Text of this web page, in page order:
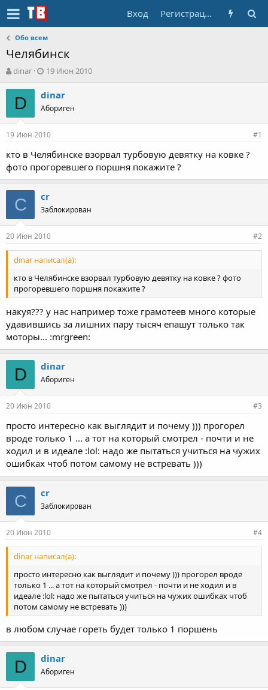
Вход Регистрация
Обо всем
Челябинск
А
т
т
е
ы
dinar
Д
т
а
н
а
ч
л
а
19 Июн 2010
D dinar
Абориген
19 Июн 2010 #1
кто в Челябинске взорвал турбовую девятку на ковке ?
фото прогоревшего поршня покажите ?
C cr
Заблокирован
20 Июн 2010 #2
dinar написал(а):
кто в Челябинске взорвал турбовую девятку на ковке ? фото
прогоревшего поршня покажите ?
накуя??? у нас например тоже грамотеев много которые
удавившись за лишних пару тысяч епашут только так
моторы... :mrgreen:
D dinar
Абориген
20 Июн 2010 #3
просто интересно как выглядит и почему ))) прогорел
вроде только 1 ... а тот на который смотрел - почти и не
ходил и в идеале :lol: надо же пытаться учиться на чужих
ошибках чтоб потом самому не встревать )))
C cr
Заблокирован
20 Июн 2010 #4
dinar написал(а):
просто интересно как выглядит и почему ))) прогорел вроде
только 1 ... а тот на который смотрел - почти и не ходил и в
идеале :lol: надо же пытаться учиться на чужих ошибках чтоб
потом самому не встревать )))
в любом случае гореть будет только 1 поршень
D dinar
Абориген